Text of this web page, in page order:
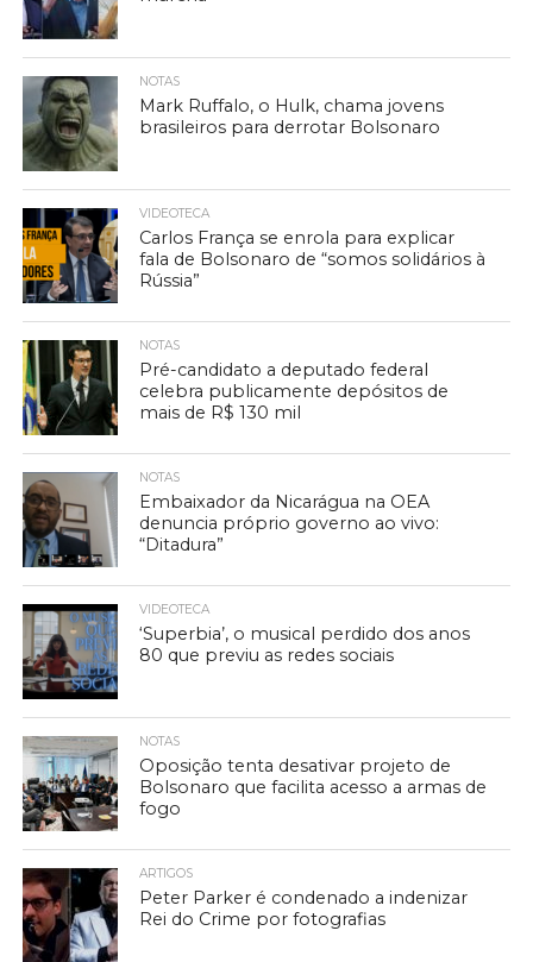
NOTAS
Mark Ruffalo, o Hulk, chama jovens
brasileiros para derrotar Bolsonaro
VIDEOTECA
Carlos França se enrola para explicar
fala de Bolsonaro de “somos solidários à
Rússia”
NOTAS
Pré-candidato a deputado federal
celebra publicamente depósitos de
mais de R$ 130 mil
NOTAS
Embaixador da Nicarágua na OEA
denuncia próprio governo ao vivo:
“Ditadura”
VIDEOTECA
‘Superbia’, o musical perdido dos anos
80 que previu as redes sociais
NOTAS
Oposição tenta desativar projeto de
Bolsonaro que facilita acesso a armas de
fogo
ARTIGOS
Peter Parker é condenado a indenizar
Rei do Crime por fotografias